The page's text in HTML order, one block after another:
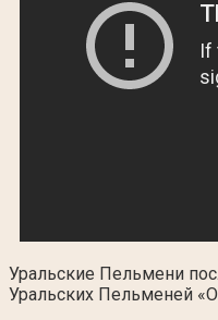
Уральские Пельмени
Уральских Пельменей